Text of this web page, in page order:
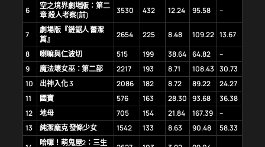
6
空之境界劇場版：第二
章 殺人考察(前)
3530 432 12.24 95.58 –
7
劇場版『鏈鋸人 蕾潔
篇』
2654 225 8.48 109.22 13.67
8
喇嘛與仁波切 515 199 38.64 64.82
–
9
魔法壞女巫：第二部 2217 193 8.71 108.43 30.73
10
出神入化 3 2086 182 8.72 89.22
24.27
11
國寶 576 163 28.30 93.68
36.38
12
地母 705 154 21.84 167.39
–
13
純潔龐克 發條少女 1542 133 8.63 90.48
58.33
哈囉！萌鬼屋2：三生